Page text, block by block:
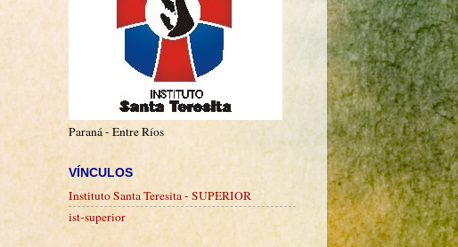
Paraná - Entre Ríos
VÍNCULOS
Instituto Santa Teresita - SUPERIOR
ist-superior